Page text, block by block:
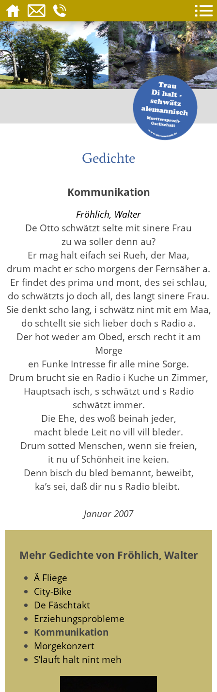
Gedichte
Kommunikation
Fröhlich, Walter
De Otto schwätzt selte mit sinere Frau
zu wa soller denn au?
Er mag halt eifach sei Rueh, der Maa,
drum macht er scho morgens der Fernsäher a.
Er findet des prima und mont, des sei schlau,
do schwätzts jo doch all, des langt sinere Frau.
Sie denkt scho lang, i schwätz nint mit em Maa,
do schtellt sie sich lieber doch s Radio a.
Der hot weder am Obed, ersch recht it am
Morge
en Funke Intresse fir alle mine Sorge.
Drum brucht sie en Radio i Kuche un Zimmer,
Hauptsach isch, s schwätzt und s Radio
schwätzt immer.
Die Ehe, des woß beinah jeder,
macht blede Leit no vill vill bleder.
Drum sotted Menschen, wenn sie freien,
it nu uf Schönheit ine keien.
Denn bisch du bled bemannt, beweibt,
ka’s sei, daß dir nu s Radio bleibt.
Januar 2007
Mehr Gedichte von Fröhlich, Walter
Ä Fliege
City-Bike
De Fäschtakt
Erziehungsprobleme
Kommunikation
Morgekonzert
S’lauft halt nint meh